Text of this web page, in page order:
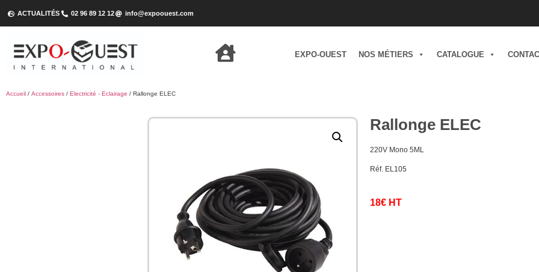
ACTUALITÉS 02 96 89 12 12 info@expoouest.com
EXPO-OUEST NOS MÉTIERS CATALOGUE
Accueil / Accessoires / Electricité - Eclairage / Rallonge ELEC
Rallonge ELEC
220V Mono 5ML
Réf. EL105
18€ HT